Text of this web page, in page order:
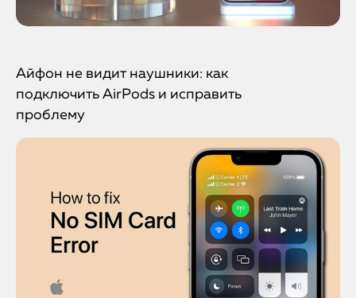
Айфон не видит наушники: как
подключить AirPods и исправить
проблему